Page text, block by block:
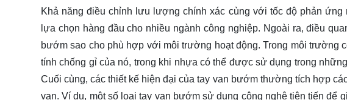
Khả năng điều chỉnh lưu lượng chính xác cùng với tốc độ phản
lựa chọn hàng đầu cho nhiều ngành công nghiệp. Ngoài ra, điều
bướm sao cho phù hợp với môi trường hoạt động. Trong môi trường
tính chống gỉ của nó, trong khi nhựa có thể được sử dụng trong
Cuối cùng, các thiết kế hiện đại của tay van bướm thường tích hợp
van. Ví dụ, một số loại tay van bướm sử dụng công nghệ tiên tiến để